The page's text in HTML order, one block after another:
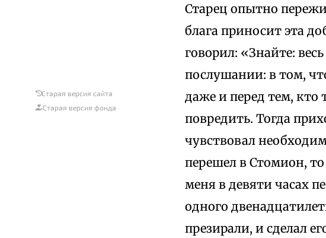
Старая версия сайта
Старая версия фонда
Старец опытно
блага приносит эта
говорил: «Знайте:
послушании: в том,
даже и перед тем, кто
повредить. Тогда
чувствовал
перешел в Стомион,
меня в девяти часах
одного
презирали, и сделал